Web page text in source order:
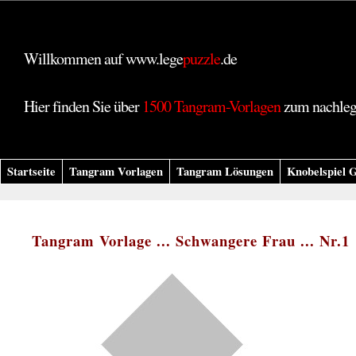
Willkommen auf www.legepuzzle.de
Hier finden Sie über1500 Tangram-Vorlagenzum
Startseite Tangram Vorlagen Tangram Lösungen Knobelspiel
Tangram Vorlage ... Schwangere Frau ... Nr.1